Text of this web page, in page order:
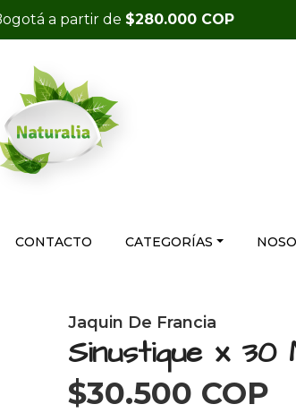
a partir de $280.000 COP
CONTACTO CATEGORÍAS
Jaquin De Francia
Sinustique x 30
$30.500 COP